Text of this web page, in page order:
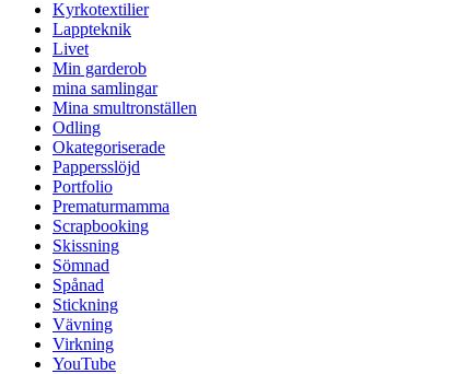
Kyrkotextilier
Lappteknik
Livet
Min garderob
mina samlingar
Mina smultronställen
Odling
Okategoriserade
Pappersslöjd
Portfolio
Prematurmamma
Scrapbooking
Skissning
Sömnad
Spånad
Stickning
Vävning
Virkning
YouTube